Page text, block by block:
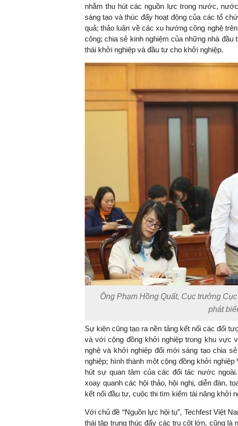
nhằm thu hút các nguồn lực trong nước,
sáng tạo và thúc đẩy hoạt động của các tổ
quả; thảo luận về các xu hướng công nghệ
công; chia sẻ kinh nghiệm của những nhà đầu
thái khởi nghiệp và đầu tư cho khởi nghiệp.
Ông Phạm Hồng Quất, Cục trưởng
phát
Sự kiện cũng tạo ra nền tảng kết nối các đối
và với cộng đồng khởi nghiệp trong khu vực
nghệ và khởi nghiệp đổi mới sáng tạo chia
nghiệp; hình thành một cộng đồng khởi
hút sự quan tâm của các đối tác nước
xoay quanh các hội thảo, hội nghị, diễn đàn,
kết nối đầu tư, cuộc thi tìm kiếm tài năng khởi
Với chủ đề “Nguồn lực hội tụ”, Techfest Việt
thái tập trung thúc đẩy các trụ cột lớn, cũng là